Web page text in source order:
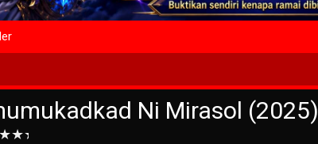
Ni Mirasol (2025)